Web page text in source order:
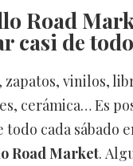
Road
casi de todo
zapatos, vinilos,
cerámica… Es
cada sábado
Road Market.